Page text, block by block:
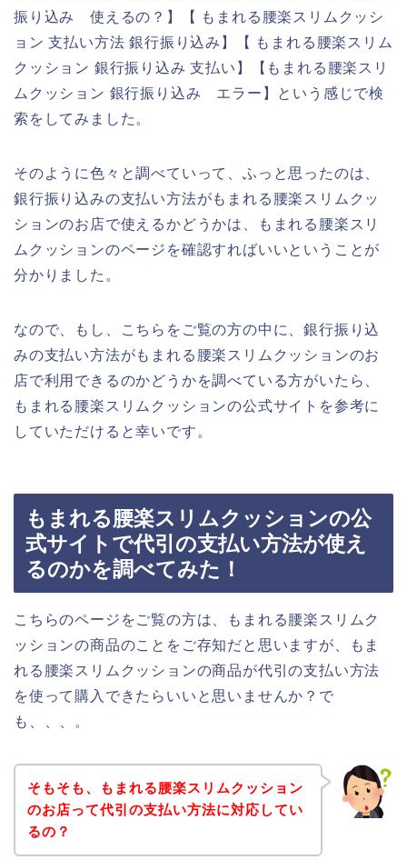
振り込み 使えるの？】【 もまれる腰楽スリムクッシ
ョン 支払い方法 銀行振り込み】【 もまれる腰楽スリム
クッション 銀行振り込み 支払い】【もまれる腰楽スリ
ムクッション 銀行振り込み エラー】という感じで検
索をしてみました。
そのように色々と調べていって、ふっと思ったのは、
銀行振り込みの支払い方法がもまれる腰楽スリムクッ
ションのお店で使えるかどうかは、もまれる腰楽スリ
ムクッションのページを確認すればいいということが
分かりました。
なので、もし、こちらをご覧の方の中に、銀行振り込
みの支払い方法がもまれる腰楽スリムクッションのお
店で利用できるのかどうかを調べている方がいたら、
もまれる腰楽スリムクッションの公式サイトを参考に
していただけると幸いです。
もまれる腰楽スリムクッションの公
式サイトで代引の支払い方法が使え
るのかを調べてみた！
こちらのページをご覧の方は、もまれる腰楽スリムク
ッションの商品のことをご存知だと思いますが、もま
れる腰楽スリムクッションの商品が代引の支払い方法
を使って購入できたらいいと思いませんか？で
も、、、。
そもそも、もまれる腰楽スリムクッション
のお店って代引の支払い方法に対応してい
るの？